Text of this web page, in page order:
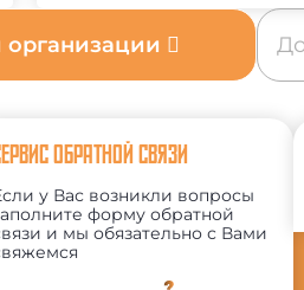
организации
ОБРАТНОЙ СВЯЗИ
у Вас возникли вопросы
форму обратной
и мы обязательно с Вами